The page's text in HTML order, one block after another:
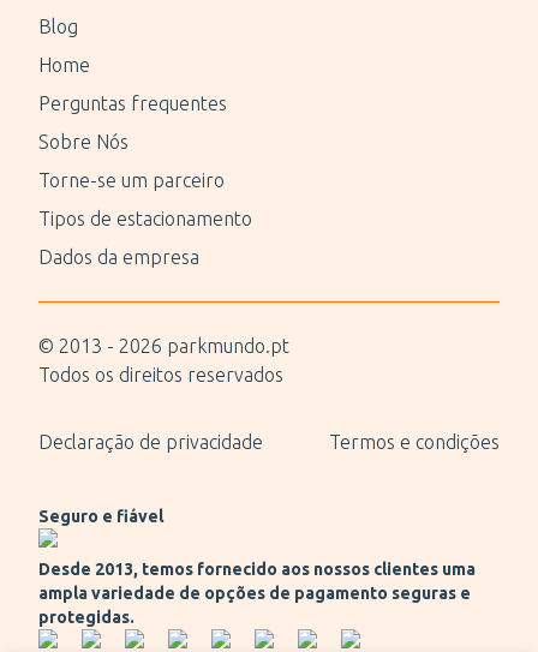
Blog
Home
Perguntas frequentes
Sobre Nós
Torne-se um parceiro
Tipos de estacionamento
Dados da empresa
© 2013 - 2026 parkmundo.pt
Todos os direitos reservados
Declaração de privacidade Termos e condições
Seguro e fiável
Desde 2013, temos fornecido aos nossos clientes uma
ampla variedade de opções de pagamento seguras e
protegidas.